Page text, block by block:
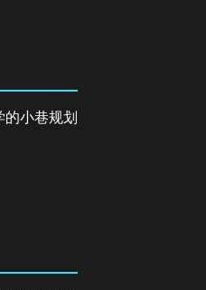
小巷规划